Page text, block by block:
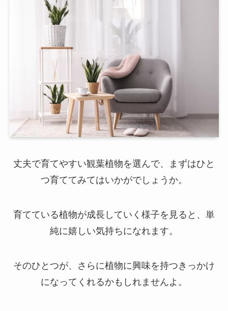
丈夫で育てやすい観葉植物を選んで、まずはひと
つ育ててみてはいかがでしょうか。
育てている植物が成長していく様子を見ると、単
純に嬉しい気持ちになれます。
そのひとつが、さらに植物に興味を持つきっかけ
になってくれるかもしれませんよ。